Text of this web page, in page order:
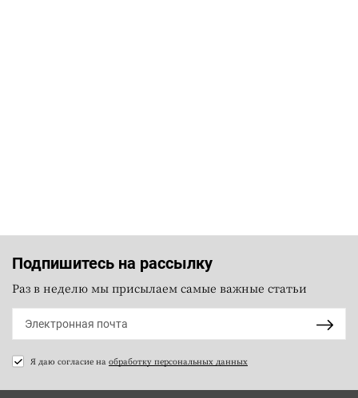
Подпишитесь на рассылку
Раз в неделю мы присылаем самые важные статьи
Я даю согласие на обработку персональных данных